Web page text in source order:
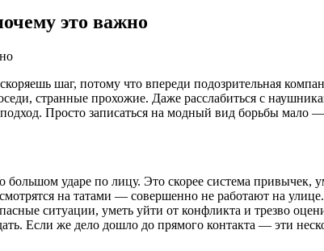
это важно
шаг, потому что впереди подозрительная
странные прохожие. Даже расслабиться с
Просто записаться на модный вид борьбы мало —
ударе по лицу. Это скорее система привычек,
на татами — совершенно не работают на
ситуации, уметь уйти от конфликта и трезво
Если же дело дошло до прямого контакта — эти